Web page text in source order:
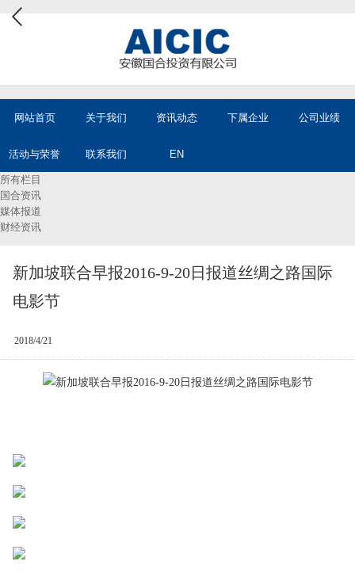
网站首页 关于我们 资讯动态 下属企业 公司业绩
活动与荣誉 联系我们 EN
所有栏目
国合资讯
媒体报道
财经资讯
新加坡联合早报2016-9-20日报道丝绸之路国际
电影节
2018/4/21